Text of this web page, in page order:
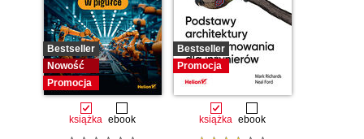
Bestseller
Nowość
Promocja
książka ebook
Bestseller
Promocja
książka ebook